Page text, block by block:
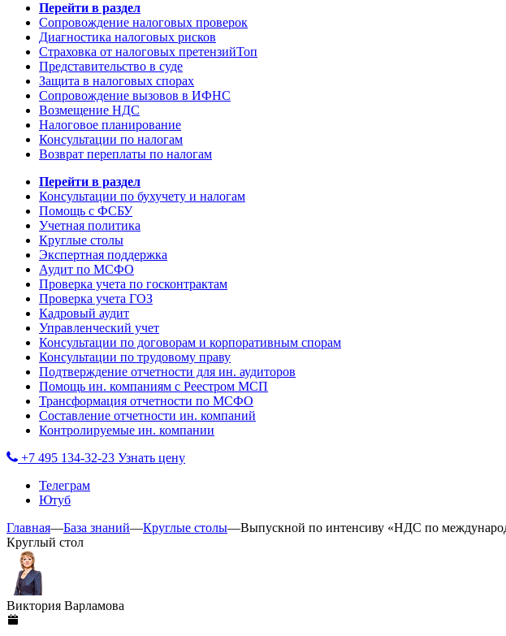
Перейти в раздел
Сопровождение налоговых проверок
Диагностика налоговых рисков
Страховка от налоговых претензийТоп
Представительство в суде
Защита в налоговых спорах
Сопровождение вызовов в ИФНС
Возмещение НДС
Налоговое планирование
Консультации по налогам
Возврат переплаты по налогам
Перейти в раздел
Консультации по бухучету и налогам
Помощь с ФСБУ
Учетная политика
Круглые столы
Экспертная поддержка
Аудит по МСФО
Проверка учета по госконтрактам
Проверка учета ГОЗ
Кадровый аудит
Управленческий учет
Консультации по договорам и корпоративным спорам
Консультации по трудовому праву
Подтверждение отчетности для ин. аудиторов
Помощь ин. компаниям с Реестром МСП
Трансформация отчетности по МСФО
Составление отчетности ин. компаний
Контролируемые ин. компании
+7 495 134-32-23 Узнать цену
Телеграм
Ютуб
Главная—База знаний—Круглые столы—Выпускной по интенсиву «НДС по
Круглый стол
Виктория Варламова